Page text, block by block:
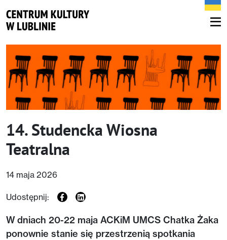
14. Studencka Wiosna
Teatralna
14 maja 2026
Udostępnij:
W dniach 20-22 maja ACKiM UMCS Chatka Żaka
ponownie stanie się przestrzenią spotkania